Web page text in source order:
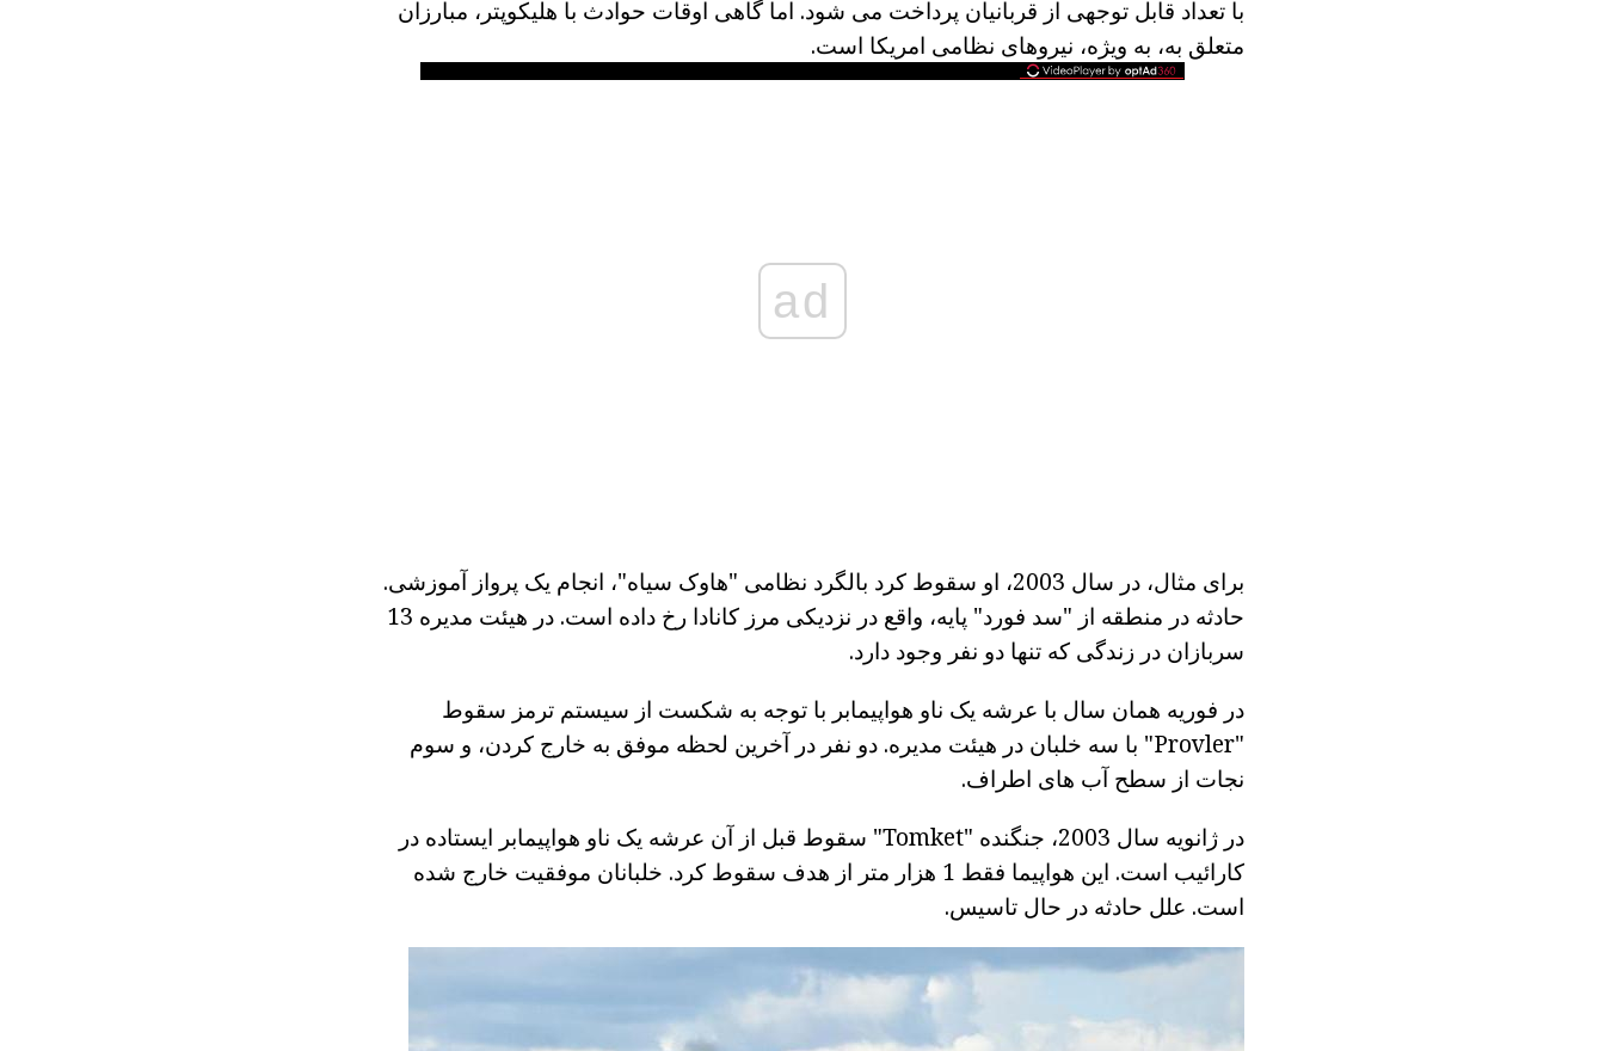
با تعداد قابل توجهی از قربانیان پرداخت می شود. اما گاهی اوقات حوادث با هلیکوپتر، مبارزان
متعلق به، به ویژه، نیروهای نظامی امریکا است.
ad
برای مثال، در سال 2003، او سقوط کرد بالگرد نظامی "هاوک سیاه"، انجام یک پرواز آموزشی.
حادثه در منطقه از "سد فورد" پایه، واقع در نزدیکی مرز کانادا رخ داده است. در هیئت مدیره 13
سربازان در زندگی که تنها دو نفر وجود دارد.
در فوریه همان سال با عرشه یک ناو هواپیمابر با توجه به شکست از سیستم ترمز سقوط
"Provler" با سه خلبان در هیئت مدیره. دو نفر در آخرین لحظه موفق به خارج کردن، و سوم
نجات از سطح آب های اطراف.
در ژانویه سال 2003، جنگنده "Tomket" سقوط قبل از آن عرشه یک ناو هواپیمابر ایستاده در
کارائیب است. این هواپیما فقط 1 هزار متر از هدف سقوط کرد. خلبانان موفقیت خارج شده
است. علل حادثه در حال تاسیس.